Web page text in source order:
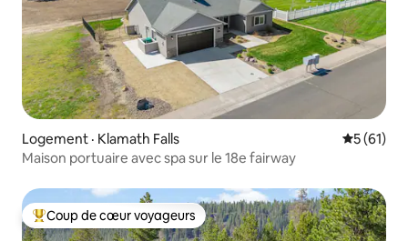
Logement · Klamath Falls Note
5 (61)
Maison portuaire avec spa sur le 18e fairway
Coup de cœur voyageurs parmi les plus aimés
Coup de cœur voyageurs